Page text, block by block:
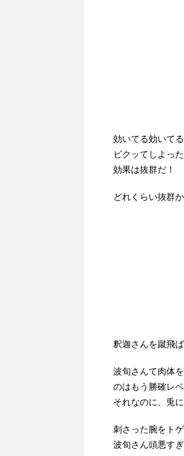
効いてる効いてる
ビクッてしよっ
効果は抜群だ！
どれくらい抜群か
釈迦さんを蹴飛
波旬さんて肉体
のはもう勝確レ
それなのに、兎
刺さった腕をト
波旬さん頭悪すぎ